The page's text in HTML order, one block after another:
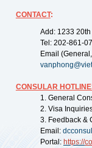
CONTACT:
Add: 1233
Tel: 202-861-
Email
CONSULAR
1. General
2. Visa
3. Feedback &
Email:
Portal: https://